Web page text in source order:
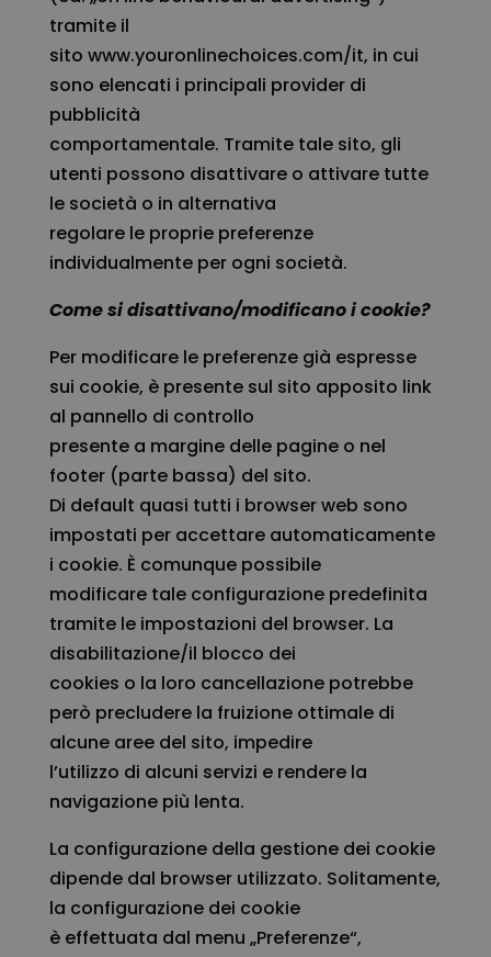
tramite il
sito www.youronlinechoices.com/it, in cui
sono elencati i principali provider di
pubblicità
comportamentale. Tramite tale sito, gli
utenti possono disattivare o attivare tutte
le società o in alternativa
regolare le proprie preferenze
individualmente per ogni società.
Come si disattivano/modificano i cookie?
Per modificare le preferenze già espresse
sui cookie, è presente sul sito apposito link
al pannello di controllo
presente a margine delle pagine o nel
footer (parte bassa) del sito.
Di default quasi tutti i browser web sono
impostati per accettare automaticamente
i cookie. È comunque possibile
modificare tale configurazione predefinita
tramite le impostazioni del browser. La
disabilitazione/il blocco dei
cookies o la loro cancellazione potrebbe
però precludere la fruizione ottimale di
alcune aree del sito, impedire
l’utilizzo di alcuni servizi e rendere la
navigazione più lenta.
La configurazione della gestione dei cookie
dipende dal browser utilizzato. Solitamente,
la configurazione dei cookie
è effettuata dal menu „Preferenze“,